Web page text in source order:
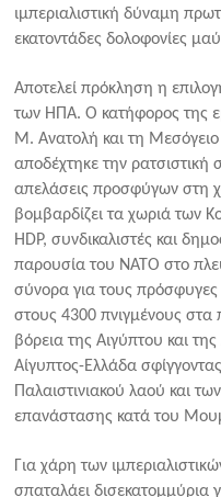
ιμπεριαλιστική δύναμη
εκατοντάδες δολοφονίες
Αποτελεί πρόκληση η
των ΗΠΑ. Ο κατήφορος της
Μ. Ανατολή και τη Μεσόγειο
αποδέχτηκε την ρατσιστική
απελάσεις προσφύγων στη
βομβαρδίζει τα χωριά των
HDP, συνδικαλιστές και
παρουσία του ΝΑΤΟ στο
σύνορα για τους πρόσφυγες
στους 4300 πνιγμένους
βόρεια της Αιγύπτου και
Αίγυπτος-Ελλάδα
Παλαιστινιακού λαού και
επανάστασης κατά του
Για χάρη των
σπαταλάει δισεκατομμύρια